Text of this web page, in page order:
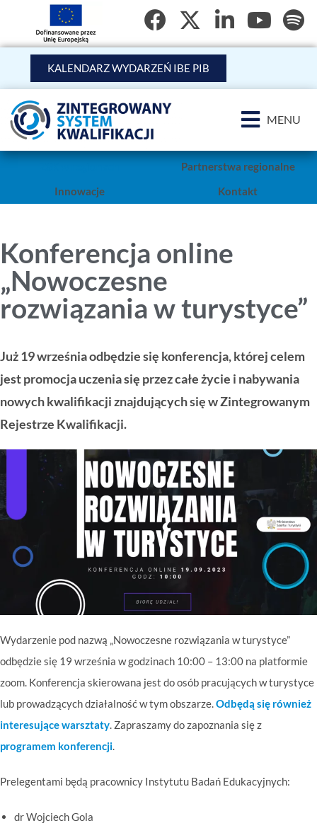
KALENDARZ WYDARZEŃ IBE PIB
MENU
O nas
Partnerstwa regionalne
Innowacje
Kontakt
Konferencja online
„Nowoczesne
rozwiązania w turystyce”
Już 19 września odbędzie się konferencja, której celem
jest promocja uczenia się przez całe życie i nabywania
nowych kwalifikacji znajdujących się w Zintegrowanym
Rejestrze Kwalifikacji.
Wydarzenie pod nazwą „Nowoczesne rozwiązania w turystyce”
odbędzie się 19 września w godzinach 10:00 – 13:00 na platformie
zoom. Konferencja skierowana jest do osób pracujących w turystyce
lub prowadzących działalność w tym obszarze. Odbędą się również
interesujące warsztaty . Zapraszamy do zapoznania się z
programem konferencji
Prelegentami będą pracownicy Instytutu Badań Edukacyjnych:
dr Wojciech Gola